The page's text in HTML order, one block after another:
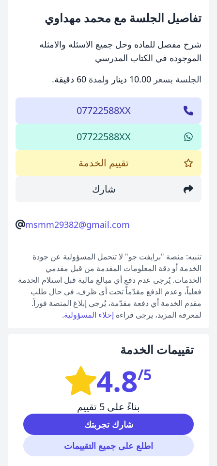
تفاصيل الجلسة مع محمد مهداوي
شرح مفصل للماده وحل جميع الاسئله والامثله
الموجوده في الكتاب المدرسي
الجلسة بسعر 10.00 دينار ولمدة 60 دقيقة .
07722588XX
07722588XX
تقييم الخدمة
شارك
msmm29382@gmail.com
تنبيه: منصة "برايفت جو" لا تتحمل المسؤولية عن جودة
الخدمة أو دقة المعلومات المقدمة من قبل مقدمي
الخدمات. يُرجى عدم دفع أي مبالغ مالية قبل استلام الخدمة
فعلياً، وعدم الدفع مقدّماً تحت أي ظرف. في حال طلب
مقدم الخدمة أي دفعة مقدّمة، يُرجى إبلاغ المنصة فوراً.
لمعرفة المزيد، يرجى قراءة إخلاء المسؤولية.
تقييمات الخدمة
4.8/5
بناءً على 5 تقييم
شارك تجربتك
اطلع على جميع التقييمات